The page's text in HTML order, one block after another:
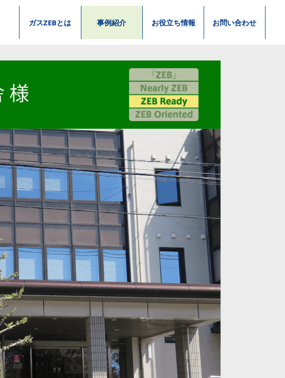
ガスZEBとは 事例紹介 お役立ち情報 お問い合わせ